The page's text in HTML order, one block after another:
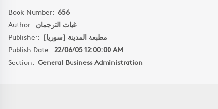
Book Number: 656
Author: غياث الترجمان
Publisher: مطبعة المدينة [سوريا]
Publish Date: 22/06/05 12:00:00 AM
Section: General Business Administration